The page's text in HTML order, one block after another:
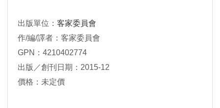
出版單位： 客家委員會
作/編/譯者：客家委員會
GPN：4210402774
出版／創刊日期：2015-12
價格：未定價